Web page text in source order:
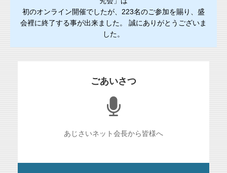
初のオンライン開催でしたが、223名のご参加を賜り、盛
会裡に終了する事が出来ました。 誠にありがとうございま
した。
ごあいさつ
あじさいネット会長から皆様へ